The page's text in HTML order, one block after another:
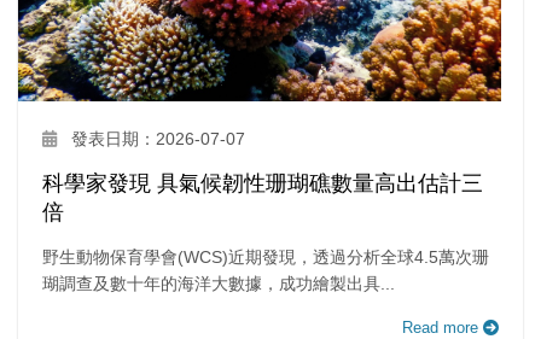
發表日期：2026-07-07
科學家發現 具氣候韌性珊瑚礁數量高出估計三
倍
野生動物保育學會(WCS)近期發現，透過分析全球4.5萬次珊
瑚調查及數十年的海洋大數據，成功繪製出具...
Read more